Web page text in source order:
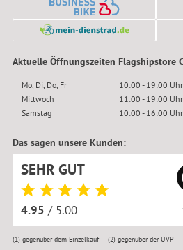
Aktuelle Öffnungszeiten Flagshipstore
Mo, Di, Do, Fr
10:00 - 19:00 Uhr
Mittwoch
11:00 - 19:00 Uhr
Samstag
10:00 - 16:00 Uhr
Das sagen unsere Kunden:
SEHR GUT
4.95 / 5.00
(1)gegenüber dem Einzelkauf (2) gegenüber der UVP